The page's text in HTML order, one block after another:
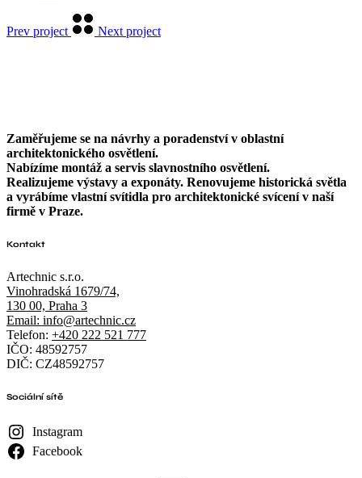
Prev project Next project
Zaměřujeme se na návrhy a poradenství v oblastní
architektonického osvětlení.
Nabízíme montáž a servis slavnostního osvětlení.
Realizujeme výstavy a exponáty. Renovujeme historická světla
a vyrábíme vlastní svítidla pro architektonické svícení v naší
firmě v Praze.
Kontakt
Artechnic s.r.o.
Vinohradská 1679/74,
130 00, Praha 3
Email: info@artechnic.cz
Telefon: +420 222 521 777
IČO: 48592757
DIČ: CZ48592757
Sociální sítě
Instagram
Facebook